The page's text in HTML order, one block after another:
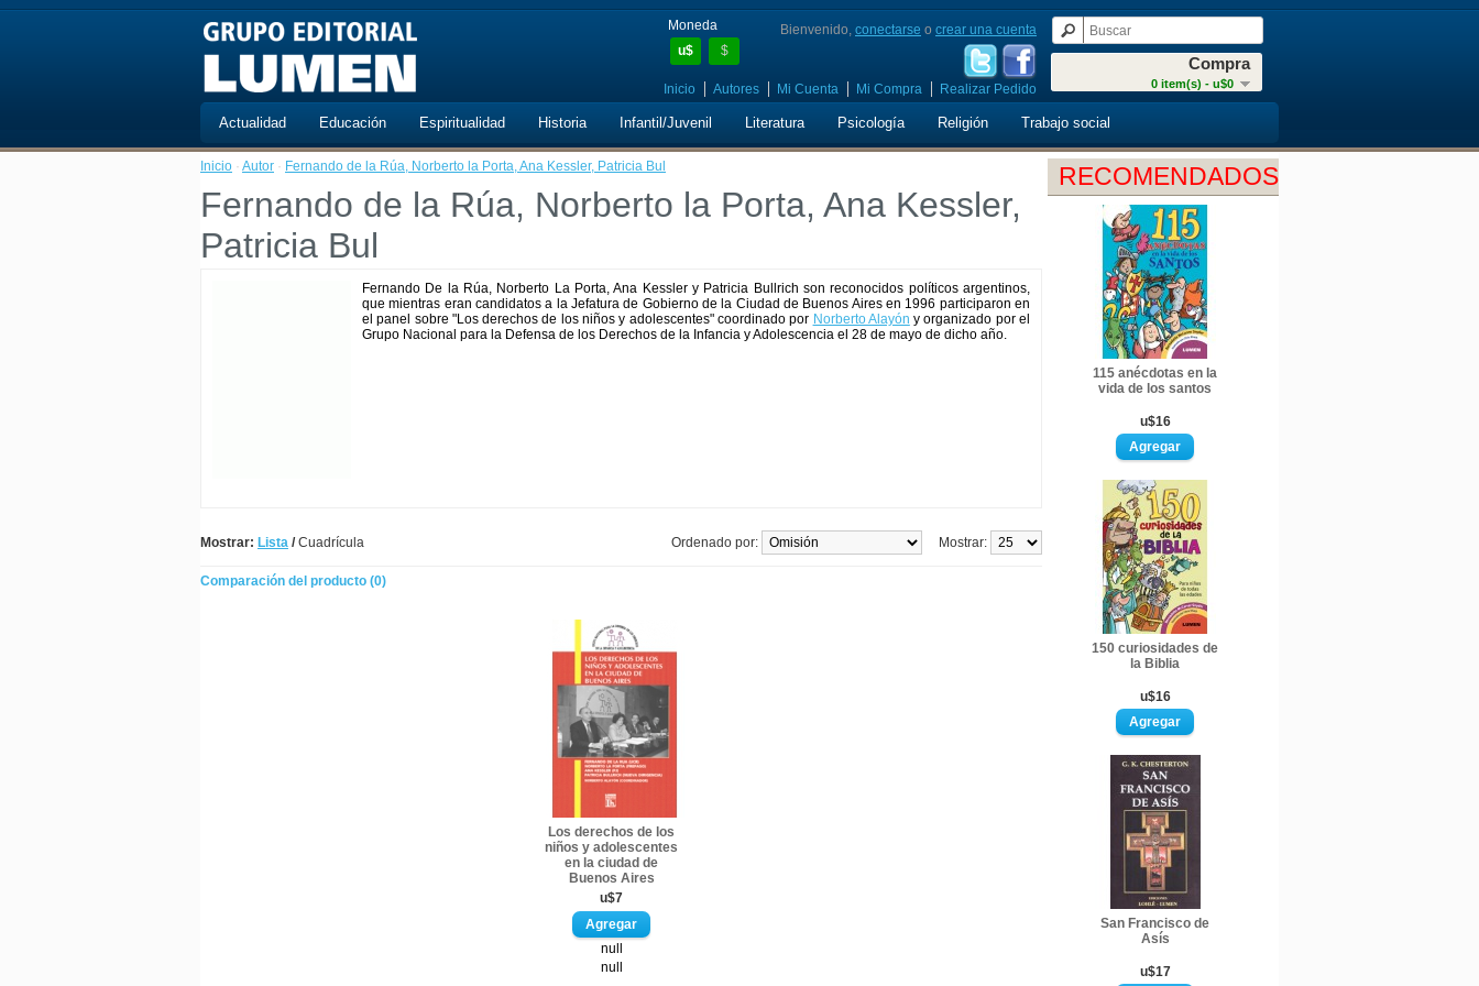
Moneda
u$
$
Compra
0 item(s) - u$0
Bienvenido, conectarse o crear una cuenta
Inicio Autores Mi Cuenta Mi Compra Realizar Pedido
Actualidad Educación Espiritualidad Historia Infantil/Juvenil Literatura Psicología Religión Trabajo social
RECOMENDADOS
115 anécdotas en la
vida de los santos
u$16
150 curiosidades de
la Biblia
u$16
San Francisco de
Asís
u$17
Inicio · Autor · Fernando de la Rúa, Norberto la Porta, Ana Kessler, Patricia Bul
Fernando de la Rúa, Norberto la Porta, Ana Kessler,
Patricia Bul
Fernando De la Rúa, Norberto La Porta, Ana Kessler y Patricia Bullrich son reconocidos políticos argentinos,
que mientras eran candidatos a la Jefatura de Gobierno de la Ciudad de Buenos Aires en 1996 participaron en
el panel sobre "Los derechos de los niños y adolescentes" coordinado por Norberto Alayón y organizado por el
Grupo Nacional para la Defensa de los Derechos de la Infancia y Adolescencia el 28 de mayo de dicho año.
Mostrar: Lista /Cuadrícula Mostrar:
Ordenado por:
Comparación del producto (0)
Los derechos de los
niños y adolescentes
en la ciudad de
Buenos Aires
u$7
null
null